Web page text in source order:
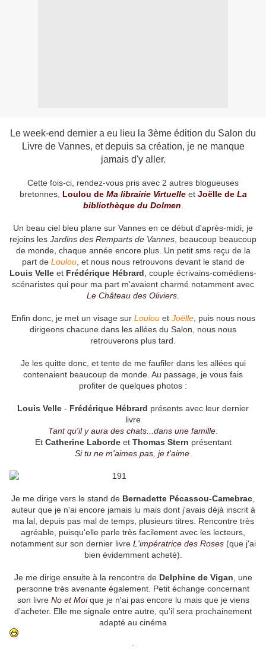
Le week-end dernier a eu lieu la 3ème édition du Salon du
Livre de Vannes, et depuis sa création, je ne manque
jamais d'y aller.
Cette fois-ci, rendez-vous pris avec 2 autres blogueuses
bretonnes, Loulou de Ma librairie Virtuelleet Joëlle de La
bibliothèque du Dolmen
Un beau ciel bleu plane sur Vannes en ce début d'après-midi, je
rejoins les Jardins des Remparts de Vannes , beaucoup beaucoup
de monde, chaque année encore plus. Un petit sms reçu de la
part de Loulou, et nous nous retrouvons devant le stand de
Louis Velle et Frédérique Hébrard , couple écrivains-comédiens-
scénaristes qui pour ma part m'avaient charmé notamment avec
Le Château des Oliviers
Enfin donc, je met un visage sur Loulouet Joëlle, puis nous nous
dirigeons chacune dans les allées du Salon, nous nous
retrouverons plus tard.
Je les quitte donc, et tente de me faufiler dans les allées qui
contenaient beaucoup de monde. Au passage, je vous fais
profiter de quelques photos :
Louis Velle - Frédérique Hébrard présents avec leur dernier
livre
Tant qu'il y aura des chats...dans une famille
Et Catherine Labordeet Thomas Stern présentant
Si tu ne m'aimes pas, je t'aime.
Je me dirige vers le stand de Bernadette Pécassou-Camebrac
auteur que je n'ai encore jamais lu mais dont j'avais déjà inscrit à
ma lal, depuis pas mal de temps, plusieurs titres. Rencontre très
agréable, puisqu'elle parle très facilement avec les lecteurs,
notamment sur son dernier livre L'impératrice des Roses(que j'ai
bien évidemment acheté).
Je me dirige ensuite à la rencontre de Delphine de Vigan , une
personne très avenante également. Petit échange concernant
son livre No et Moique je n'ai pas encore lu mais que je viens
d'acheter. Elle me signale entre autre, qu'il sera prochainement
adapté au cinéma